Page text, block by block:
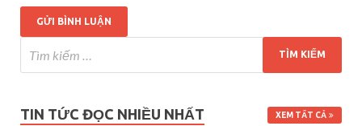
TIN TỨC ĐỌC NHIỀU NHẤT XEM TẤT CẢ